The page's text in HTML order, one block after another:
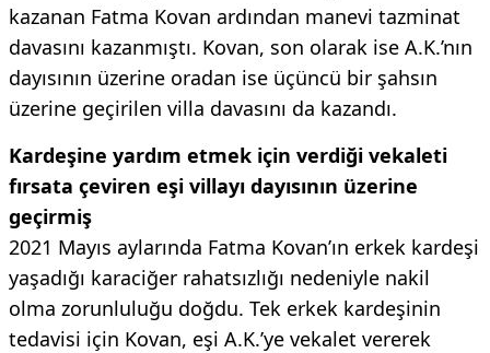
kazanan Fatma Kovan ardından manevi tazminat
davasını kazanmıştı. Kovan, son olarak ise A.K.’nın
dayısının üzerine oradan ise üçüncü bir şahsın
üzerine geçirilen villa davasını da kazandı.
Kardeşine yardım etmek için verdiği vekaleti
fırsata çeviren eşi villayı dayısının üzerine
geçirmiş
2021 Mayıs aylarında Fatma Kovan’ın erkek kardeşi
yaşadığı karaciğer rahatsızlığı nedeniyle nakil
olma zorunluluğu doğdu. Tek erkek kardeşinin
tedavisi için Kovan, eşi A.K.’ye vekalet vererek